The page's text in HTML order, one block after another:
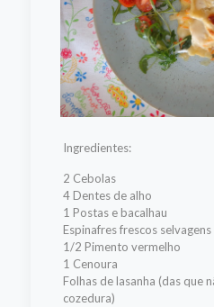
Ingredientes:
2 Cebolas
4 Dentes de alho
1 Postas e bacalhau
Espinafres frescos
1/2 Pimento vermelho
1 Cenoura
Folhas de lasanha (das que
cozedura)